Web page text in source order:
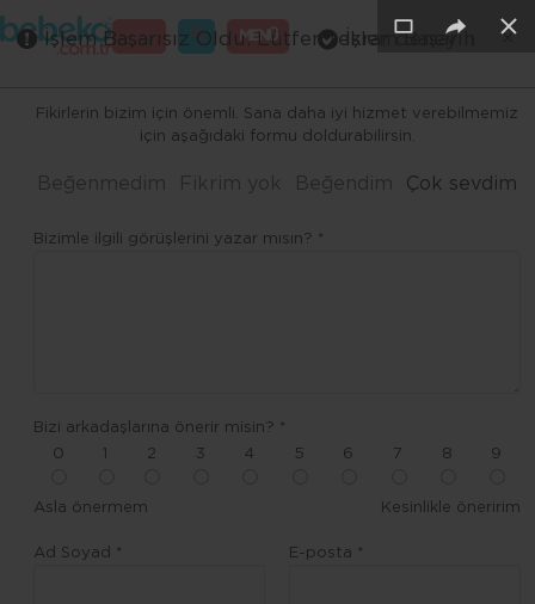
MENÜ
GİRİŞ
Fikirlerin bizim için önemli. Sana daha iyi hizmet verebilmemiz
için aşağıdaki formu doldurabilirsin.
Beğenmedim Fikrim yok Beğendim Çok sevdim
Bizimle ilgili görüşlerini yazar mısın? *
Bizi arkadaşlarına önerir misin? *
0
2 3 4 5 6 7 8 9
Asla önermem Kesinlikle öneririm
Ad Soyad * E-posta *
×
×
×
İşlem Başarılı ×
İşlem Başarısız Oldu. Lütfen tekrar deneyin ×